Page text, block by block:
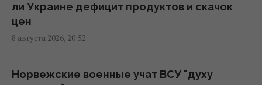
ВСУ взяли в плен Мохамеда Салаха: в сети
распространяется интервью с тезкой
ли Украине дефицит продуктов и скачок
цен
8 августа 2026, 20:52
Норвежские военные учат ВСУ "духу